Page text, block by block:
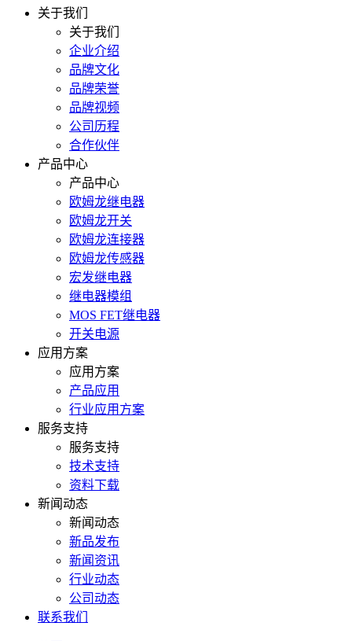
关于我们
关于我们
企业介绍
品牌文化
品牌荣誉
品牌视频
公司历程
合作伙伴
产品中心
产品中心
欧姆龙继电器
欧姆龙开关
欧姆龙连接器
欧姆龙传感器
宏发继电器
继电器模组
MOS FET继电器
开关电源
应用方案
应用方案
产品应用
行业应用方案
服务支持
服务支持
技术支持
资料下载
新闻动态
新闻动态
新品发布
新闻资讯
行业动态
公司动态
联系我们